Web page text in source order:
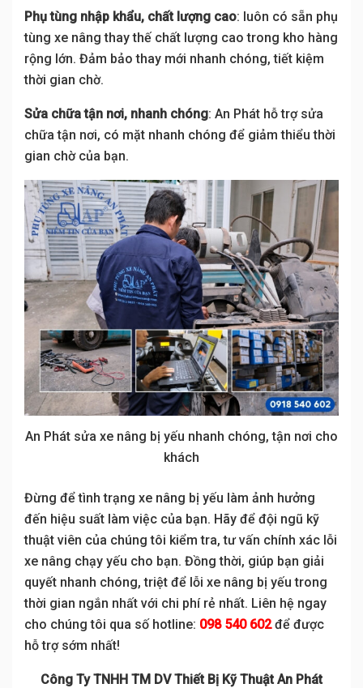
Phụ tùng nhập khẩu, chất lượng cao: luôn có sẵn phụ
tùng xe nâng thay thế chất lượng cao trong kho hàng
rộng lớn. Đảm bảo thay mới nhanh chóng, tiết kiệm
thời gian chờ.
Sửa chữa tận nơi, nhanh chóng: An Phát hỗ trợ sửa
chữa tận nơi, có mặt nhanh chóng để giảm thiểu thời
gian chờ của bạn.
An Phát sửa xe nâng bị yếu nhanh chóng, tận nơi cho
khách
Đừng để tình trạng xe nâng bị yếu làm ảnh hưởng
đến hiệu suất làm việc của bạn. Hãy để đội ngũ kỹ
thuật viên của chúng tôi kiểm tra, tư vấn chính xác lỗi
xe nâng chạy yếu cho bạn. Đồng thời, giúp bạn giải
quyết nhanh chóng, triệt để lỗi xe nâng bị yếu trong
thời gian ngắn nhất với chi phí rẻ nhất. Liên hệ ngay
cho chúng tôi qua số hotline: 098 540 602để được
hỗ trợ sớm nhất!
Công Ty TNHH TM DV Thiết Bị Kỹ Thuật An Phát